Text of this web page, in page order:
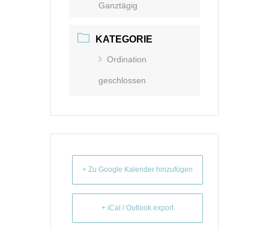
Ganztägig
KATEGORIE
Ordination
geschlossen
+ Zu Google Kalender hinzufügen
+ iCal / Outlook export